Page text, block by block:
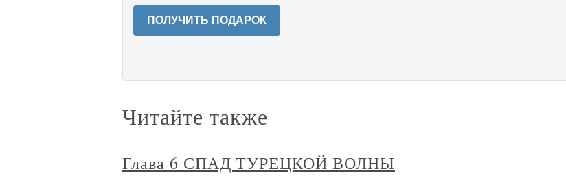
ПОЛУЧИТЬ ПОДАРОК
Читайте также
Глава 6 СПАД ТУРЕЦКОЙ ВОЛНЫ